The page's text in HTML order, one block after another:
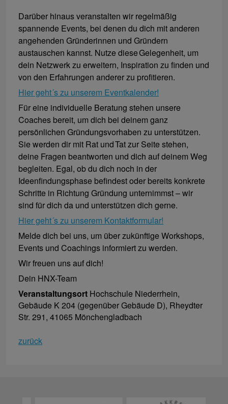
Darüber hinaus veranstalten wir regelmäßig
spannende Events, bei denen du dich mit anderen
angehenden Gründerinnen und Gründern
austauschen kannst. Nutze diese Gelegenheit, um
dein Netzwerk zu erweitern, Inspiration zu finden und
von den Erfahrungen anderer zu profitieren.
Hier geht´s zu unserem Eventkalender!
Für eine individuelle Beratung stehen unsere
Coaches bereit, um dich bei deinem ganz
persönlichen Gründungsvorhaben zu unterstützen.
Sie werden dir mit Rat und Tat zur Seite stehen,
deine Fragen beantworten und dich auf deinem Weg
begleiten. Egal, ob du dich noch in der
Ideenfindungsphase befindest oder bereits konkrete
Schritte in Richtung Gründung unternimmst – wir
sind für dich da und unterstützen dich gerne.
Hier geht´s zu unserem Kontaktformular!
Melde dich bei uns, um über zukünftige Workshops,
Events und Coachings informiert zu werden.
Wir freuen uns auf dich!
Dein HNX-Team
Veranstaltungsort Hochschule Niederrhein,
Gebäude K 204 (gegenüber Gebäude D), Rheydter
Str. 291, 41065 Mönchengladbach
zurück